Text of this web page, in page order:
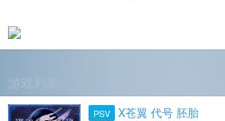
游戏列表
PSV X苍翼 代号 胚胎